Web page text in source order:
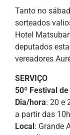
Tanto no
sorteados
Hotel
deputados
vereadores
SERVIÇO
50º Festival
Dia/hora: 20 e
a partir das
Local: Grande